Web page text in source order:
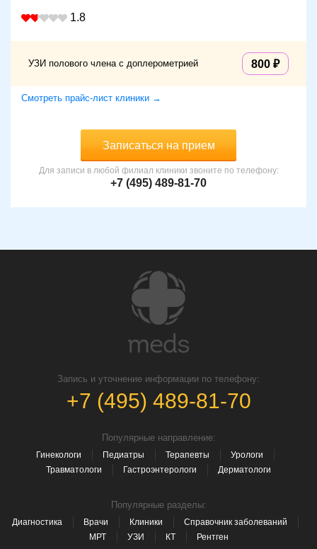
1.8
УЗИ полового члена с доплерометрией 800
Смотреть прайс-лист клиники →
Записаться на прием
Для записи в любой филиал клиники звоните по телефону:
+7 (495) 489-81-70
Запись и уточнение информации по телефону:
+7 (495) 489-81-70
Популярные направление:
Гинекологи Педиатры Терапевты
Урологи
Травматологи
Гастроэнтерологи Дерматологи
Популярные разделы:
Диагностика Врачи Клиники
Справочник заболеваний
МРТ
УЗИ КТ Рентген